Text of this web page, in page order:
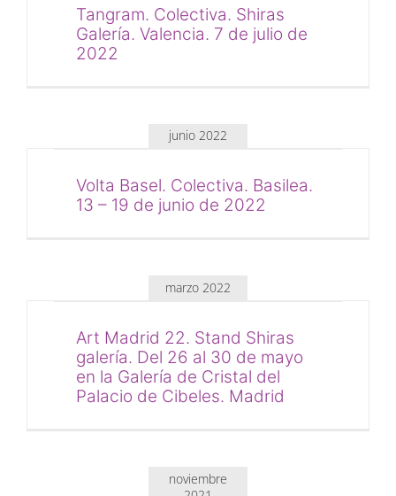
Tangram. Colectiva. Shiras
Galería. Valencia. 7 de julio de
2022
junio 2022
Volta Basel. Colectiva. Basilea.
13 – 19 de junio de 2022
marzo 2022
Art Madrid 22. Stand Shiras
galería. Del 26 al 30 de mayo
en la Galería de Cristal del
Palacio de Cibeles. Madrid
noviembre